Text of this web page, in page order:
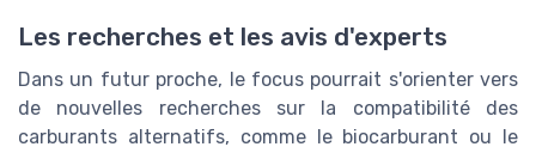
Les recherches et les avis d'experts
Dans un futur proche, le focus pourrait s'orienter vers
de nouvelles recherches sur la compatibilité des
carburants alternatifs, comme le biocarburant ou le